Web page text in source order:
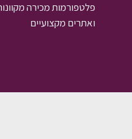
פלטפורמות מכירה
ואתרים מקצועיים